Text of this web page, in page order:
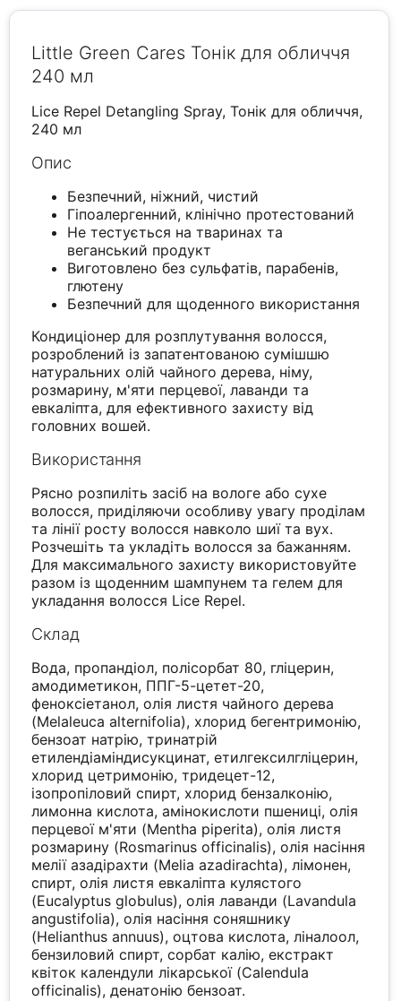
Little Green Cares Тонік для обличчя
240 мл
Lice Repel Detangling Spray, Тонік для обличчя,
240 мл
Опис
Безпечний, ніжний, чистий
Гіпоалергенний, клінічно протестований
Не тестується на тваринах та
веганський продукт
Виготовлено без сульфатів, парабенів,
глютену
Безпечний для щоденного використання
Кондиціонер для розплутування волосся,
розроблений із запатентованою сумішшю
натуральних олій чайного дерева, німу,
розмарину, м'яти перцевої, лаванди та
евкаліпта, для ефективного захисту від
головних вошей.
Використання
Рясно розпиліть засіб на вологе або сухе
волосся, приділяючи особливу увагу проділам
та лінії росту волосся навколо шиї та вух.
Розчешіть та укладіть волосся за бажанням.
Для максимального захисту використовуйте
разом із щоденним шампунем та гелем для
укладання волосся Lice Repel.
Склад
Вода, пропандіол, полісорбат 80, гліцерин,
амодиметикон, ППГ-5-цетет-20,
феноксіетанол, олія листя чайного дерева
(Melaleuca alternifolia), хлорид бегентримонію,
бензоат натрію, тринатрій
етилендіаміндисукцинат, етилгексилгліцерин,
хлорид цетримонію, тридецет-12,
ізопропіловий спирт, хлорид бензалконію,
лимонна кислота, амінокислоти пшениці, олія
перцевої м'яти (Mentha piperita), олія листя
розмарину (Rosmarinus officinalis), олія насіння
мелії азадірахти (Melia azadirachta), лімонен,
спирт, олія листя евкаліпта кулястого
(Eucalyptus globulus), олія лаванди (Lavandula
angustifolia), олія насіння соняшнику
(Helianthus annuus), оцтова кислота, ліналоол,
бензиловий спирт, сорбат калію, екстракт
квіток календули лікарської (Calendula
officinalis), денатонію бензоат.